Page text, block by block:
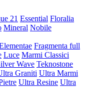
21 Essential Floralia
Mineral Nobile
Fragmenta full
Luce Marmi Classici
Wave Teknostone
Graniti Ultra Marmi
Ultra Resine Ultra